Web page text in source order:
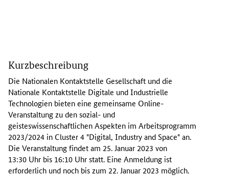
e
N
K
S
G
e
s
e
l
l
Kurzbeschreibung
Die Nationalen Kontaktstelle Gesellschaft und die
Nationale Kontaktstelle Digitale und Industrielle
Technologien bieten eine gemeinsame Online-
Veranstaltung zu den sozial- und
geisteswissenschaftlichen Aspekten im Arbeitsprogramm
2023/2024 in Cluster4 "Digital, Industry and Space" an.
Die Veranstaltung findet am 25. Januar 2023 von
13:30 Uhr bis 16:10 Uhr statt. Eine Anmeldung ist
erforderlich und noch bis zum 22. Januar 2023 möglich.